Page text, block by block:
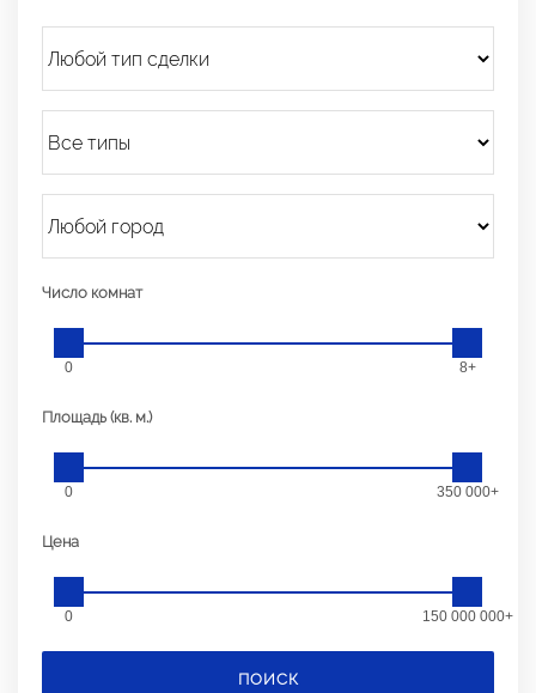
Число комнат
0 8+
Площадь (кв. м.)
0 350 000+
Цена
0 150 000 000+
ПОИСК